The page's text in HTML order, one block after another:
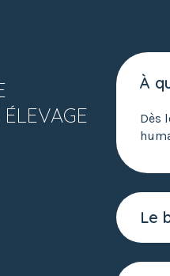
À
Dès
Le